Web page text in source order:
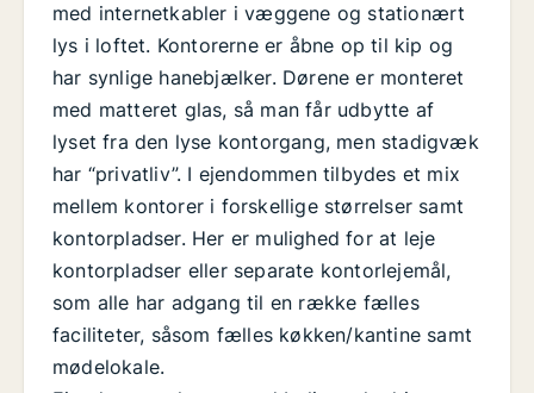
med internetkabler i væggene og stationært
lys i loftet. Kontorerne er åbne op til kip og
har synlige hanebjælker. Dørene er monteret
med matteret glas, så man får udbytte af
lyset fra den lyse kontorgang, men stadigvæk
har “privatliv”. I ejendommen tilbydes et mix
mellem kontorer i forskellige størrelser samt
kontorpladser. Her er mulighed for at leje
kontorpladser eller separate kontorlejemål,
som alle har adgang til en række fælles
faciliteter, såsom fælles køkken/kantine samt
mødelokale.